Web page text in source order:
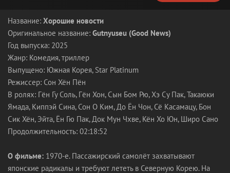
Название: Хорошие новости
Оригинальное название: Gutnyuseu (Good News)
Год выпуска: 2025
Жанр: Комедия, триллер
Выпущено: Южная Корея, Star Platinum
Режиссер: Сон Хён Пён
В ролях: Гён Гу Соль, Гён Хон, Сын Бом Рю, Хэ Су Пак, Такаюки
Ямада, Киппэй Сина, Сон О Ким, До Ён Чон, Сё Касамацу, Бон
Сик Хён, Эйта, Ён Гю Пак, Док Мун Чхве, Кён Хо Юн, Широ Сано
Продолжительность: 02:18:52
О фильме: 1970-е. Пассажирский самолёт захватывают
японские радикалы и требуют лететь в Северную Корею. На